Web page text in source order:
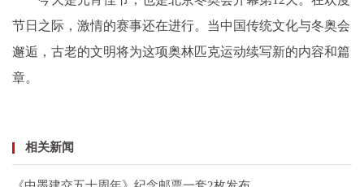
节日之际，激情的赛事还在进行。当中国传统文化与冬奥会
邂逅，古老的文明将为这项奥林匹克运动续写新的内容和篇
章。
相关新闻